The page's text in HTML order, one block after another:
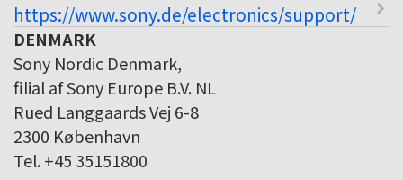
https://www.sony.de/electronics/support/
DENMARK
Sony Nordic Denmark,
filial af Sony Europe B.V. NL
Rued Langgaards Vej 6-8
2300 København
Tel. +45 35151800